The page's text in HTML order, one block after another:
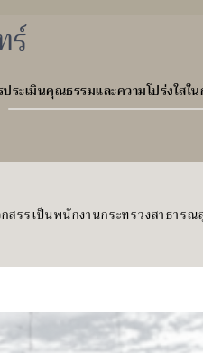
ร์
ประเมินคุณธรรมและความโปร่งใสใ
สรรเป็นพนักงานกระทรวงสาธา